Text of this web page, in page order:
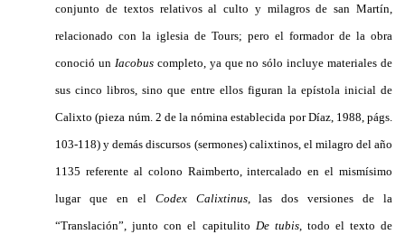
conjunto de textos relativos al culto y milagros de san Martín,
relacionado con la iglesia de Tours; pero el formador de la obra
conoció un Iacobus completo, ya que no sólo incluye materiales de
sus cinco libros, sino que entre ellos figuran la epístola inicial de
Calixto (pieza núm. 2 de la nómina establecida por Díaz, 1988, págs.
103-118) y demás discursos (sermones) calixtinos, el milagro del año
1135 referente al colono Raimberto, intercalado en el mismísimo
lugar que en el Codex Calixtinus, las dos versiones de la
“Translación”, junto con el capitulito De tubis, todo el texto de